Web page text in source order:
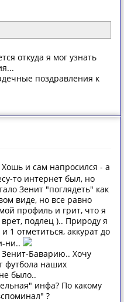
откуда я мог узнать
поздравления к
и сам напросился - а
то интернет был, но
Зенит "поглядеть" как
виде, но все равно
профиль и грит, что я
подлец ).. Природу я
1 отметиться, аккурат до
ни..
Баварию.. Хочу
футбола наших
было..
инфа? По какому
?